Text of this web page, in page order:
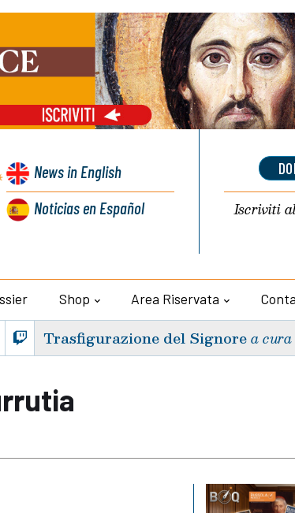
Newsin English
Noticiasen Español Iscriviti
Shop Area Riservata
Trasfigurazione del Signorea cura